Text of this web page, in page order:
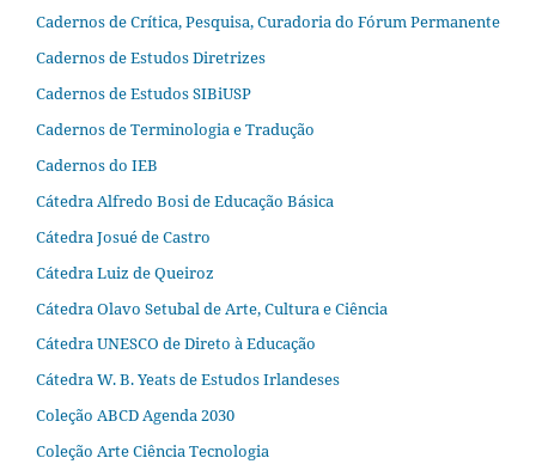
Cadernos de Crítica, Pesquisa, Curadoria do Fórum Permanente
Cadernos de Estudos Diretrizes
Cadernos de Estudos SIBiUSP
Cadernos de Terminologia e Tradução
Cadernos do IEB
Cátedra Alfredo Bosi de Educação Básica
Cátedra Josué de Castro
Cátedra Luiz de Queiroz
Cátedra Olavo Setubal de Arte, Cultura e Ciência
Cátedra UNESCO de Direto à Educação
Cátedra W. B. Yeats de Estudos Irlandeses
Coleção ABCD Agenda 2030
Coleção Arte Ciência Tecnologia